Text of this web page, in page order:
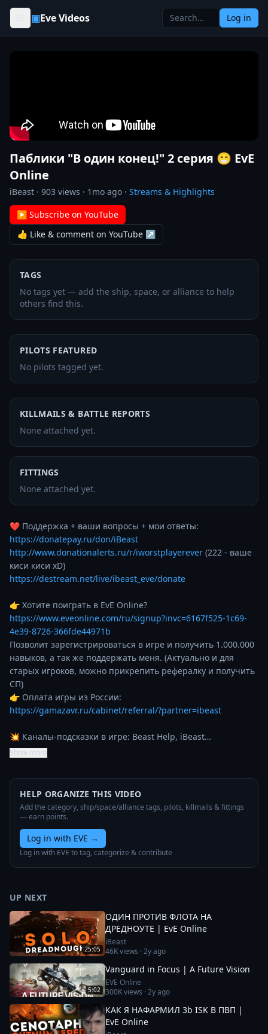
Skip to content
▣Eve Videos Log in
Паблики "В один конец!" 2 серия 😁 EvE
Online
iBeast · 903 views · 1mo ago · Streams & Highlights
▶ Subscribe on YouTube
👍 Like & comment on YouTube ↗
TAGS
No tags yet — add the ship, space, or alliance to help
others find this.
PILOTS FEATURED
No pilots tagged yet.
KILLMAILS & BATTLE REPORTS
None attached yet.
FITTINGS
None attached yet.
https://donatepay.ru/don/iBeast
http://www.donationalerts.ru/r/iworstplayerever (222 - ваше
https://destream.net/live/ibeast_eve/donate
https://www.eveonline.com/ru/signup?invc=6167f525-1c69-
4e39-8726-366fde44971b
Позволит зарегистрироваться в игре и получить 1.000.000
навыков, а так же поддержать меня. (Актуально и для
старых игроков, можно прикрепить рефералку и получить
СП)
https://gamazavr.ru/cabinet/referral/?partner=ibeast
💥 Каналы-подсказки в игре: Beast Help, iBeast…
Show more
HELP ORGANIZE THIS VIDEO
Add the category, ship/space/alliance tags, pilots, killmails & fittings
— earn points.
Log in with EVE →
Log in with EVE to tag, categorize & contribute
UP NEXT
25:05
ОДИН ПРОТИВ ФЛОТА НА
ДРЕДНОУТЕ | EvE Online
iBeast
46Kviews ·2y ago
5:02
Vanguard in Focus | A Future Vision
EVE Online
300Kviews ·2y ago
КАК Я НАФАРМИЛ 3b ISK В ПВП |
EvE Online